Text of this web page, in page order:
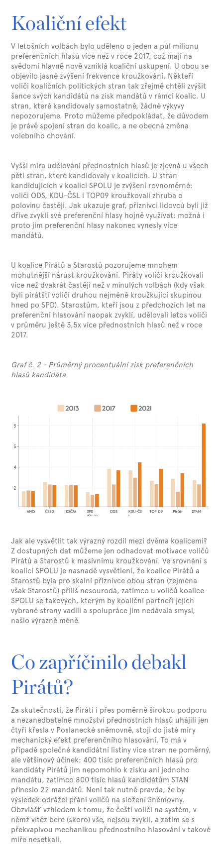
Koaliční efekt
V letošních volbách bylo uděleno o jeden a půl milionu
preferenčních hlasů více než v roce 2017, což mají na
svědomí hlavně nově vzniklá koaliční uskupení. U obou se
objevilo jasné zvýšení frekvence kroužkování. Někteří
voliči koaličních politických stran tak zřejmě chtěli zvýšit
šance svých kandidátů na zisk mandátů v rámci koalic. U
stran, které kandidovaly samostatně, žádné výkyvy
nepozorujeme. Proto můžeme předpokládat, že důvodem
je právě spojení stran do koalic, a ne obecná změna
volebního chování.
Vyšší míra udělování přednostních hlasů je zjevná u všech
pěti stran, které kandidovaly v koalicích. U stran
kandidujících v koalici SPOLU je zvýšení rovnoměrné:
voliči ODS, KDU-ČSL i TOP09 kroužkovali zhruba o
polovinu častěji. Jak ukazuje graf, příznivci lidovců byli již
dříve zvyklí své preferenční hlasy hojně využívat: možná i
proto jim preferenční hlasy nakonec vynesly více
mandátů.
U koalice Pirátů a Starostů pozorujeme mnohem
mohutnější nárůst kroužkování. Piráty voliči kroužkovali
více než dvakrát častěji než v minulých volbách (kdy však
byli pirátští voliči druhou nejméně kroužkující skupinou
hned po SPD). Starostům, kteří jsou z předchozích let na
preferenční hlasování naopak zvyklí, udělovali letos voliči
v průměru ještě 3,5x více přednostních hlasů než v roce
2017.
Graf č. 2 - Průměrný procentuální zisk preferenčních
hlasů kandidáta
Jak ale vysvětlit tak výrazný rozdíl mezi dvěma koalicemi?
Z dostupných dat můžeme jen odhadovat motivace voličů
Pirátů a Starostů k masivnímu kroužkování. Ve srovnání s
koalicí SPOLU je nasnadě vysvětlení, že koalice Pirátů a
Starostů byla pro skalní příznivce obou stran (zejména
však Starostů) příliš nesourodá, zatímco u voličů koalice
SPOLU se takových, kterým by koaliční partneři jejich
vybrané strany vadili a spolupráce jim nedávala smysl,
našlo výrazně méně.
Co zapříčinilo debakl
Pirátů?
Za skutečností, že Piráti i přes poměrně širokou podporu
a nezanedbatelné množství přednostních hlasů uhájili jen
čtyři křesla v Poslanecké sněmovně, stojí do jisté míry
mechanický efekt preferenčního hlasování. To má v
případě společné kandidátní listiny více stran ne poměrný,
ale většinový účinek: 400 tisíc preferenčních hlasů pro
kandidáty Pirátů jim nepomohlo k zisku ani jednoho
mandátu, zatímco 800 tisíc hlasů kandidátům STAN
přineslo 22 mandátů. Není tak nutně pravda, že by
výsledek odrážel přání voličů na složení Sněmovny.
Obzvlášť vzhledem k tomu, že čeští voliči na systém, v
němž vítěz bere (skoro) vše, nejsou zvyklí, a zatím se s
překvapivou mechanikou přednostního hlasování v takové
míře nesetkali.